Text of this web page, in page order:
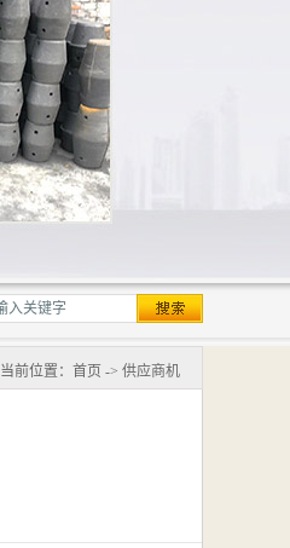
当前位置： 首页 -> 供应商机